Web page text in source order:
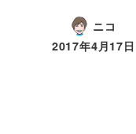
ニコ
2017年4月17日